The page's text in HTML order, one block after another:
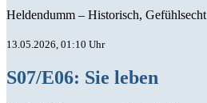
Heldendumm – Historisch, Gefühlsecht
13.05.2026, 01:10 Uhr
S07/E06: Sie leben